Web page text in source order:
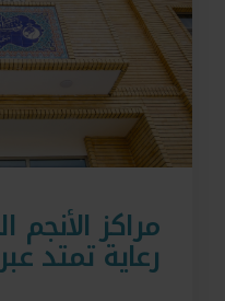
مراكز
رعاية تمتد